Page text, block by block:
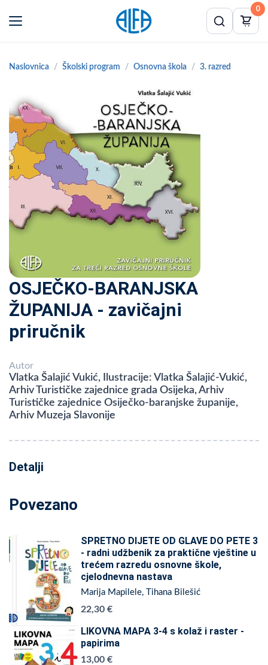
0
Naslovnica Školski program Osnovna škola 3. razred
OSJEČKO-BARANJSKA
ŽUPANIJA - zavičajni
priručnik
Autor
Vlatka Šalajić Vukić, Ilustracije: Vlatka Šalajić-Vukić,
Arhiv Turističke zajednice grada Osijeka, Arhiv
Turističke zajednice Osiječko-baranjske županije,
Arhiv Muzeja Slavonije
Detalji
Povezano
SPRETNO DIJETE OD GLAVE DO PETE 3
- radni udžbenik za praktične vještine u
trećem razredu osnovne škole,
cjelodnevna nastava
Marija Mapilele, Tihana Bilešić
22,30 €
LIKOVNA MAPA 3-4 s kolaž i raster -
papirima
13,00 €